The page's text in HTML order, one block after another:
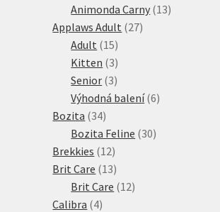
produktů
Animonda Carny 1313
Applaws Adult 2727
Adult 1515
produktů
Kitten 33
produkty
Senior 33
produkty
Výhodná balení 66
Bozita 3434
produktů
Bozita Feline 3030
Brekkies 1212
produktů
Brit Care 1313
produktů
Brit Care 1212
Calibra 44